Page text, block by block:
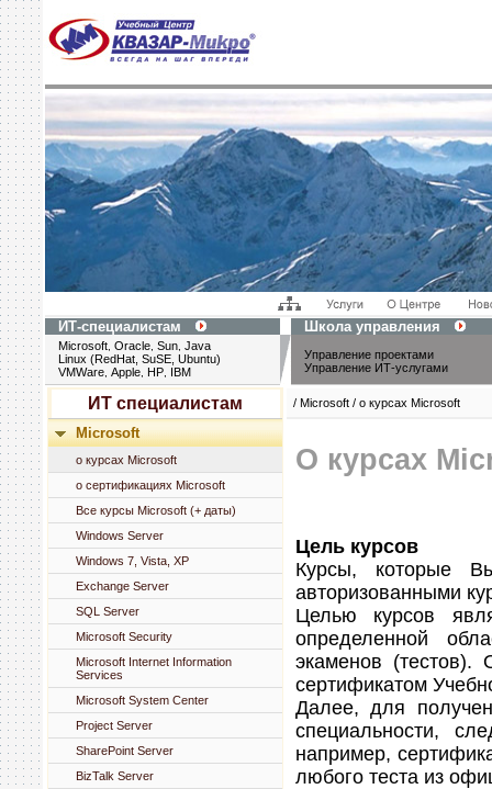
ИТ-специалистам Школа управления
Microsoft Oracle Sun Java
Linux (RedHat, SuSE, Ubuntu)
VMWare Apple HP IBM
Управление проектами
Управление ИТ-услугами
ИТ специалистам
Microsoft
о курсах Microsoft
о сертификациях Microsoft
Все курсы Microsoft (+ даты)
Windows Server
Windows 7, Vista, XP
Exchange Server
SQL Server
Microsoft Security
Microsoft Internet Information
Services
Microsoft System Center
Project Server
SharePoint Server
BizTalk Server
/ Microsoft / о курсах Microsoft
О курсах
Цель курсов
Курсы, которые
авторизованными
Целью курсов
определенной
экаменов (тестов).
сертификатом
Далее, для
специальности,
например,
любого теста из